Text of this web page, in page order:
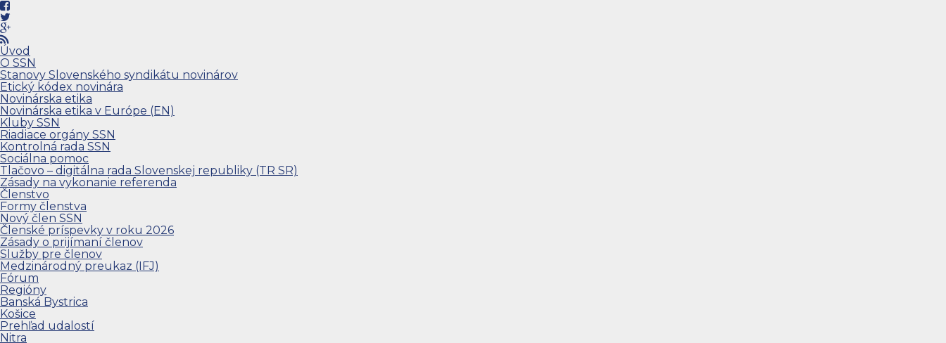
Úvod
O SSN
Stanovy Slovenského syndikátu novinárov
Etický kódex novinára
Novinárska etika
Novinárska etika v Európe (EN)
Kluby SSN
Riadiace orgány SSN
Kontrolná rada SSN
Sociálna pomoc
Tlačovo – digitálna rada Slovenskej republiky (TR SR)
Zásady na vykonanie referenda
Členstvo
Formy členstva
Nový člen SSN
Členské príspevky v roku 2026
Zásady o prijímaní členov
Služby pre členov
Medzinárodný preukaz (IFJ)
Fórum
Regióny
Banská Bystrica
Košice
Prehľad udalostí
Nitra